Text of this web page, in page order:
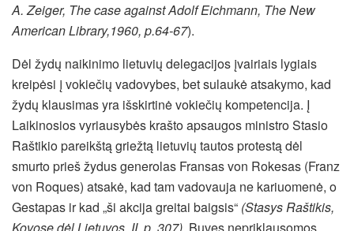
A. Zeiger, The case against Adolf Eichmann, The New
American Library,1960, p.64-67).
Dėl žydų naikinimo lietuvių delegacijos įvairiais lygiais
kreipėsi į vokiečių vadovybes, bet sulaukė atsakymo, kad
žydų klausimas yra išskirtinė vokiečių kompetencija. Į
Laikinosios vyriausybės krašto apsaugos ministro Stasio
Raštikio pareikštą griežtą lietuvių tautos protestą dėl
smurto prieš žydus generolas Fransas von Rokesas (Franz
von Roques) atsakė, kad tam vadovauja ne kariuomenė, o
Gestapas ir kad „ši akcija greitai baigsis“ (Stasys Raštikis,